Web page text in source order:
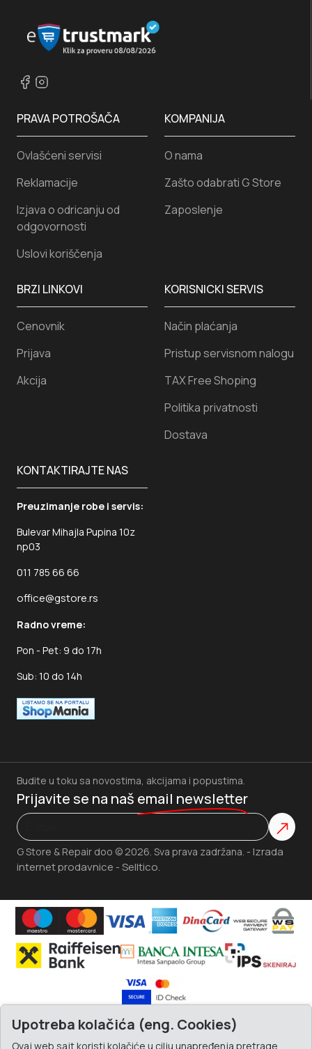
KORISNICKI SERVIS
Način plaćanja
Pristup servisnom nalogu
TAX Free Shoping
Politika privatnosti
Dostava
PRAVA POTROŠAČA
Ovlašćeni servisi
Reklamacije
Izjava o odricanju od
odgovornosti
Uslovi koriščenja
KONTAKTIRAJTE NAS
Preuzimanje robe i servis:
Bulevar Mihajla Pupina 10z
np03
011 785 66 66
office@gstore.rs
Radno vreme:
Pon - Pet: 9 do 17h
Sub: 10 do 14h
KOMPANIJA
O nama
Zašto odabrati G Store
Zaposlenje
BRZI LINKOVI
Cenovnik
Prijava
Akcija
G Store & Repair doo © 2026. Sva prava zadržana. - Izrada
internet prodavnice - Selltico.
Budite u toku sa novostima, akcijama i popustima.
Prijavite se na naš email newsletter
Upotreba kolačića (eng. Cookies)
Ovaj web sajt koristi kolačiće u cilju unapređenja pretrage,